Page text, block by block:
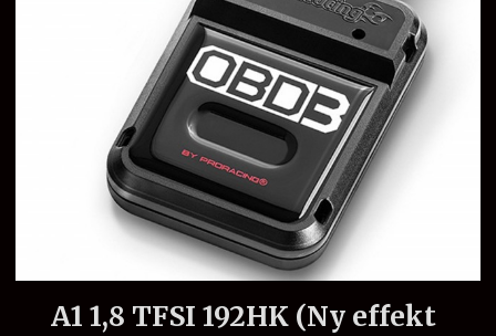
A1 1,8 TFSI 192HK (Ny effekt